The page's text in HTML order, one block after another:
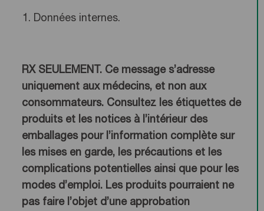
Données internes.
RX SEULEMENT. Ce message s’adresse
uniquement aux médecins, et non aux
consommateurs. Consultez les étiquettes de
produits et les notices à l’intérieur des
emballages pour l’information complète sur
les mises en garde, les précautions et les
complications potentielles ainsi que pour les
modes d’emploi. Les produits pourraient ne
pas faire l’objet d’une approbation